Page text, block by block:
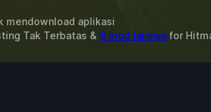
mendownload aplikasi
Tak Terbatas & 9 mod lainnyafor